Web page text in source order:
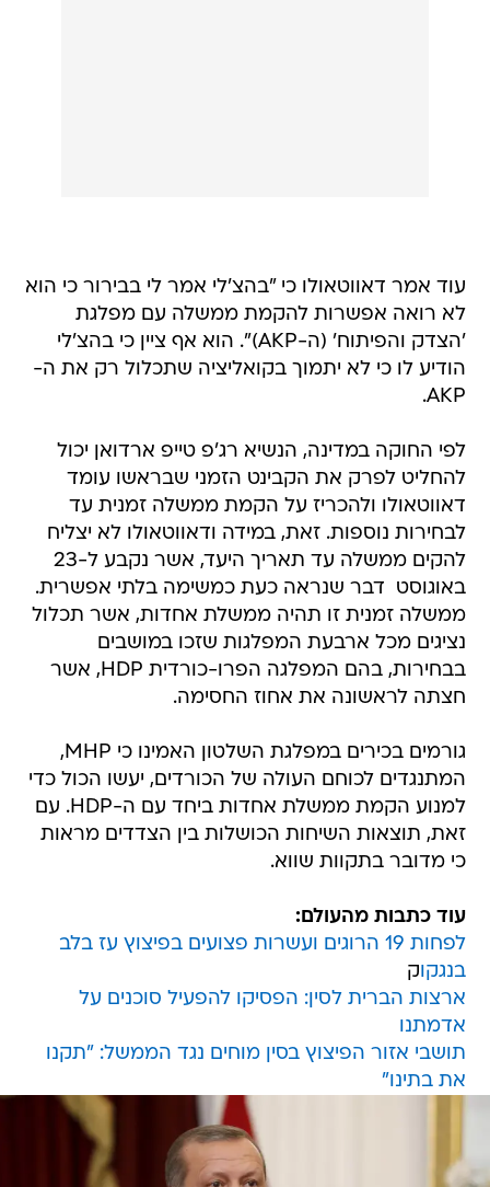
עוד אמר דאווטאולו כי "בהצ'לי אמר לי בבירור כי הוא
לא רואה אפשרות להקמת ממשלה עם מפלגת
'הצדק והפיתוח' (ה-AKP)". הוא אף ציין כי בהצ'לי
הודיע לו כי לא יתמוך בקואליציה שתכלול רק את ה-
AKP.
לפי החוקה במדינה, הנשיא רג'פ טייפ ארדואן יכול
להחליט לפרק את הקבינט הזמני שבראשו עומד
דאווטאולו ולהכריז על הקמת ממשלה זמנית עד
לבחירות נוספות. זאת, במידה ודאווטאולו לא יצליח
להקים ממשלה עד תאריך היעד, אשר נקבע ל-23
באוגוסט  דבר שנראה כעת כמשימה בלתי אפשרית.
ממשלה זמנית זו תהיה ממשלת אחדות, אשר תכלול
נציגים מכל ארבעת המפלגות שזכו במושבים
בבחירות, בהם המפלגה הפרו-כורדית HDP, אשר
חצתה לראשונה את אחוז החסימה.
גורמים בכירים במפלגת השלטון האמינו כי MHP,
המתנגדים לכוחם העולה של הכורדים, יעשו הכול כדי
למנוע הקמת ממשלת אחדות ביחד עם ה-HDP. עם
זאת, תוצאות השיחות הכושלות בין הצדדים מראות
כי מדובר בתקוות שווא.
עוד כתבות מהעולם:
לפחות 19 הרוגים ועשרות פצועים בפיצוץ עז בלב
בנגקוק
ארצות הברית לסין: הפסיקו להפעיל סוכנים על
אדמתנו
תושבי אזור הפיצוץ בסין מוחים נגד הממשל: "תקנו
את בתינו"